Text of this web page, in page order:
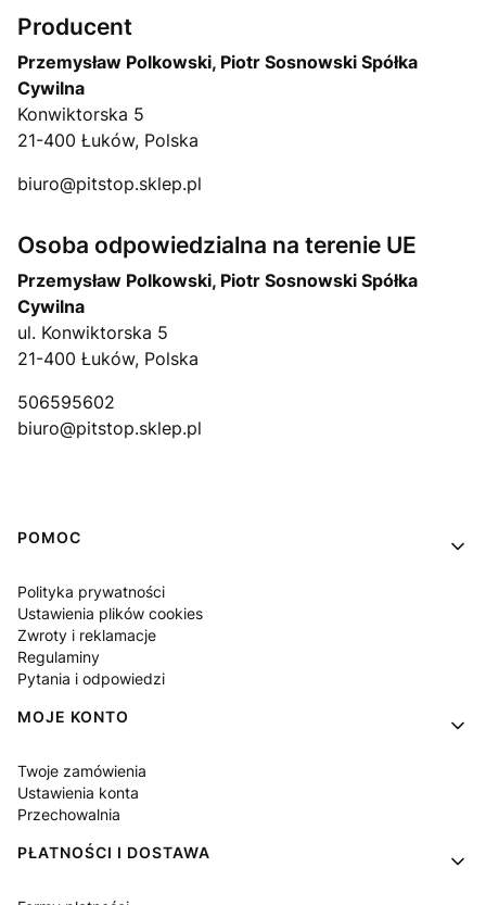
Producent
Przemysław Polkowski, Piotr Sosnowski Spółka
Cywilna
Konwiktorska 5
21-400 Łuków, Polska
biuro@pitstop.sklep.pl
Osoba odpowiedzialna na terenie UE
Przemysław Polkowski, Piotr Sosnowski Spółka
Cywilna
ul. Konwiktorska 5
21-400 Łuków, Polska
506595602
biuro@pitstop.sklep.pl
Linki w stopce
POMOC
Polityka prywatności
Ustawienia plików cookies
Zwroty i reklamacje
Regulaminy
Pytania i odpowiedzi
MOJE KONTO
Twoje zamówienia
Ustawienia konta
Przechowalnia
PŁATNOŚCI I DOSTAWA